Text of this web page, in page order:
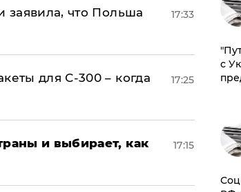
заявила, что Польша
17:33
для С-300 – когда
17:25
и выбирает, как
17:15
с